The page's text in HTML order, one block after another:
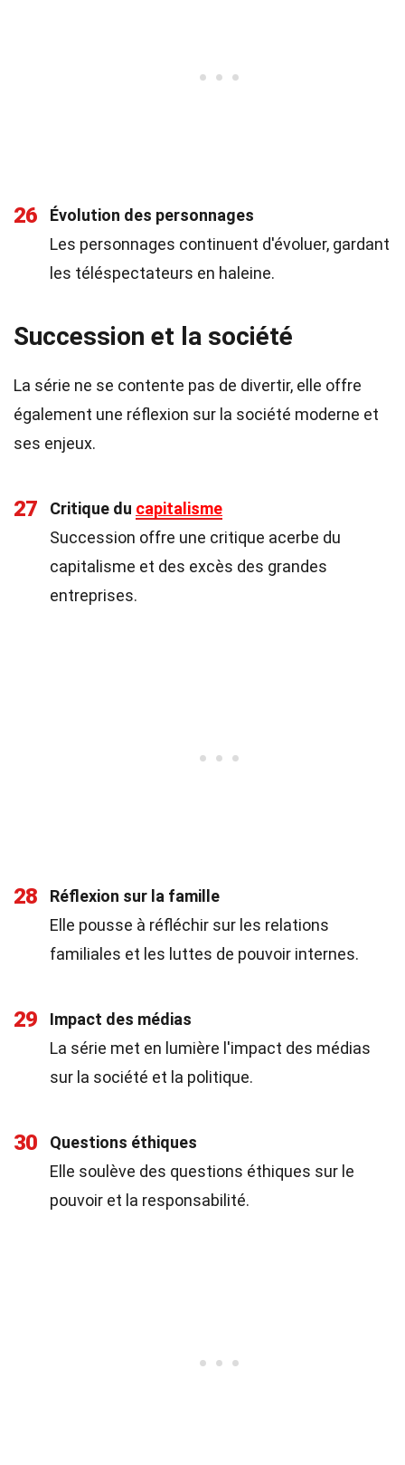
26
Évolution des personnages
Les personnages continuent d'évoluer, gardant
les téléspectateurs en haleine.
Succession et la société
La série ne se contente pas de divertir, elle offre
également une réflexion sur la société moderne et
ses enjeux.
27 Critique du capitalisme
Succession offre une critique acerbe du
capitalisme et des excès des grandes
entreprises.
28
Réflexion sur la famille
Elle pousse à réfléchir sur les relations
familiales et les luttes de pouvoir internes.
29
Impact des médias
La série met en lumière l'impact des médias
sur la société et la politique.
30
Questions éthiques
Elle soulève des questions éthiques sur le
pouvoir et la responsabilité.